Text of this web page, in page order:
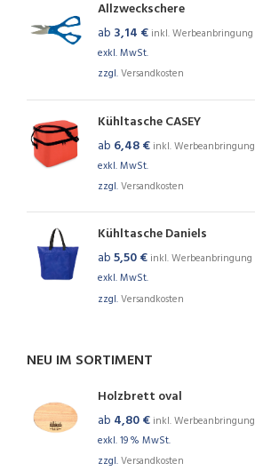
Allzweckschere
ab 3,14 € inkl. Werbeanbringung
exkl. MwSt.
zzgl.Versandkosten
Kühltasche CASEY
ab 6,48€ inkl. Werbeanbringung
exkl. MwSt.
zzgl.Versandkosten
Kühltasche Daniels
ab5,50€ inkl. Werbeanbringung
exkl. MwSt.
zzgl.Versandkosten
NEU IM SORTIMENT
Holzbrett oval
ab 4,80€ inkl. Werbeanbringung
exkl. 19 % MwSt.
zzgl.Versandkosten